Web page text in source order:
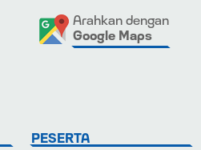
Arahkan dengan
Google Maps
PESERTA